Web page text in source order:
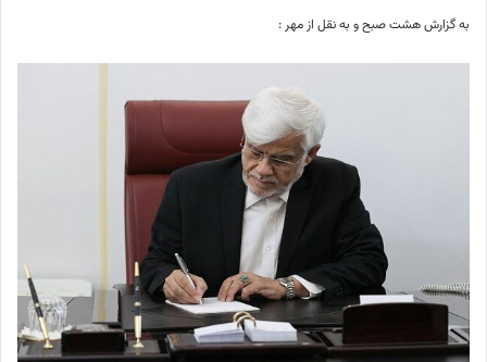
به گزارش هشت صبح و به نقل از مهر :